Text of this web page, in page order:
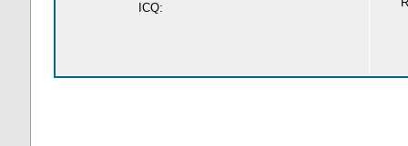
ICQ: